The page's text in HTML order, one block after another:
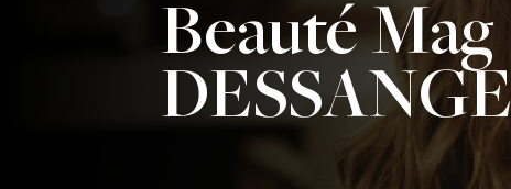
Beauté Mag
DESSANGE